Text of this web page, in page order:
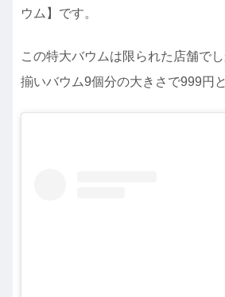
ウム】です。
この特大バウムは限られた店舗で
揃いバウム9個分の大きさで999円